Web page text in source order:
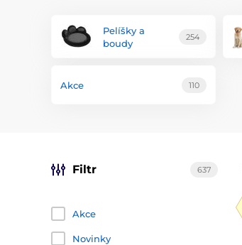
Pelíšky a
boudy
254
Akce 110
Filtr 637
Akce
Novinky